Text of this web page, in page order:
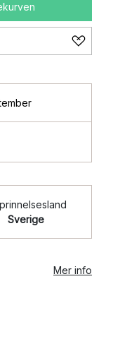
Sverige
Mer info